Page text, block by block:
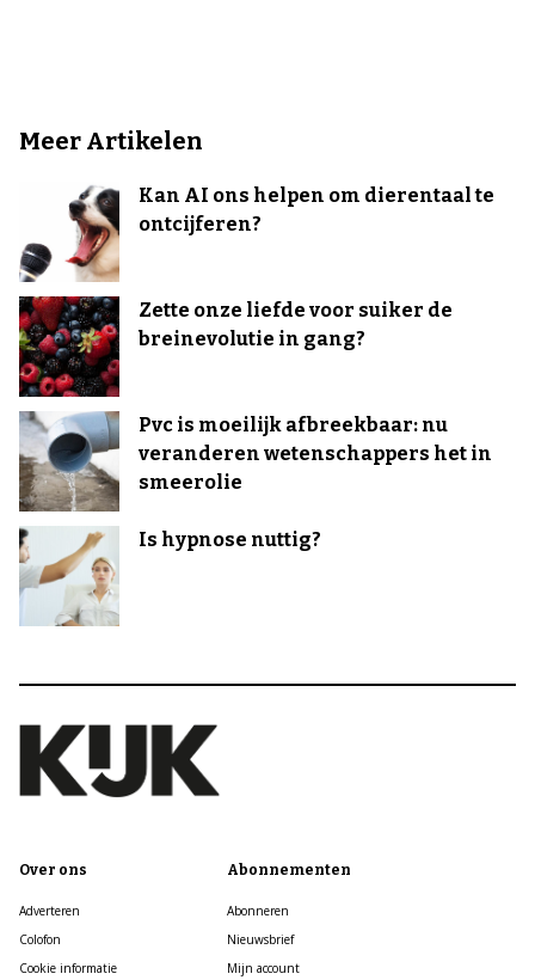
Meer Artikelen
Kan AI ons helpen om dierentaal te
ontcijferen?
Zette onze liefde voor suiker de
breinevolutie in gang?
Pvc is moeilijk afbreekbaar: nu
veranderen wetenschappers het in
smeerolie
Is hypnose nuttig?
Over ons
Adverteren
Colofon
Cookie informatie
Abonnementen
Abonneren
Nieuwsbrief
Mijn account